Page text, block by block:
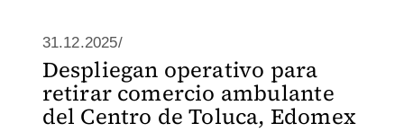
31.12.2025/
Despliegan operativo para
retirar comercio ambulante
del Centro de Toluca, Edomex